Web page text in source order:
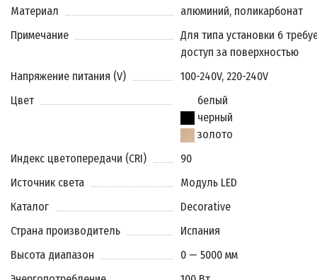
Материал
алюминий, поликарбонат
Примечание
Для типа установки 6
доступ за поверхностью
Напряжение питания (V)
100-240V, 220-240V
Цвет
белый
черный
золото
Индекс цветопередачи (CRI)
90
Источник света
Модуль LED
Каталог
Decorative
Страна производитель
Испания
Высота диапазон
0 — 5000 мм